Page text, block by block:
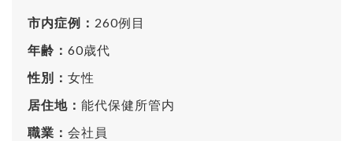
市内症例： 260例目
年齢： 60歳代
性別： 女性
居住地： 能代保健所管内
職業： 会社員